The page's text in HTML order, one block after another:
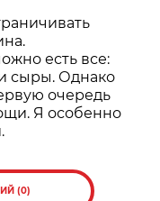
есть все:
сыры. Однако
очередь
Я особенно
(0)